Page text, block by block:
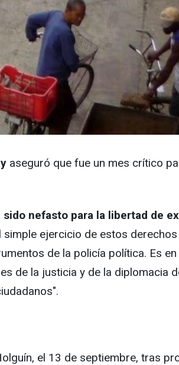
aseguró que fue un mes crítico
nefasto para la libertad de
ejercicio de estos
de la policía política. Es
de la justicia y de la diplomacia
el 13 de septiembre, tras